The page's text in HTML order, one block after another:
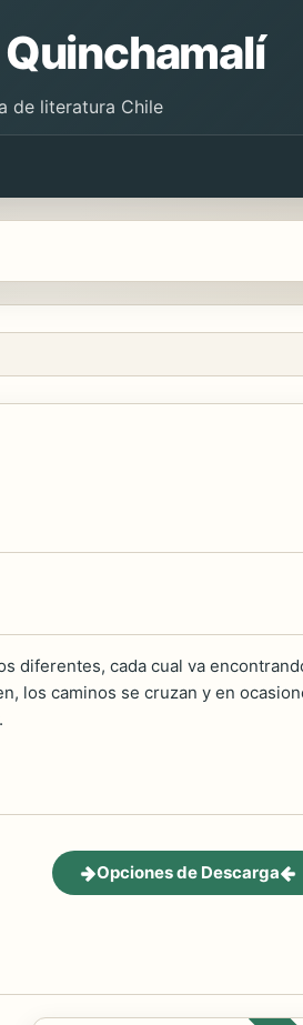
de literatura Chile
diferentes, cada cual va
los caminos se cruzan y en
Opciones de Descarga